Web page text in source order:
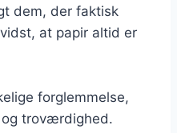
dem, der faktisk
at papir altid er
forglemmelse,
troværdighed.